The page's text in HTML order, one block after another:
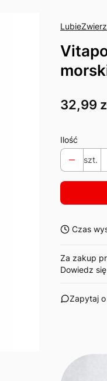
Cena
32,99
Ilość
szt.
Czas
Za zakup
Dowiedz się
Zapytaj